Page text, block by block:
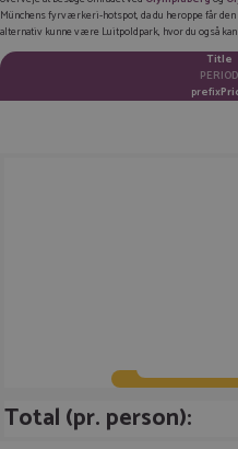
Münchens fyrværkeri-hotspot, da du heroppe får
alternativ kunne være Luitpoldpark, hvor du også
Title
PERIOD
prefix
Total (pr. person):